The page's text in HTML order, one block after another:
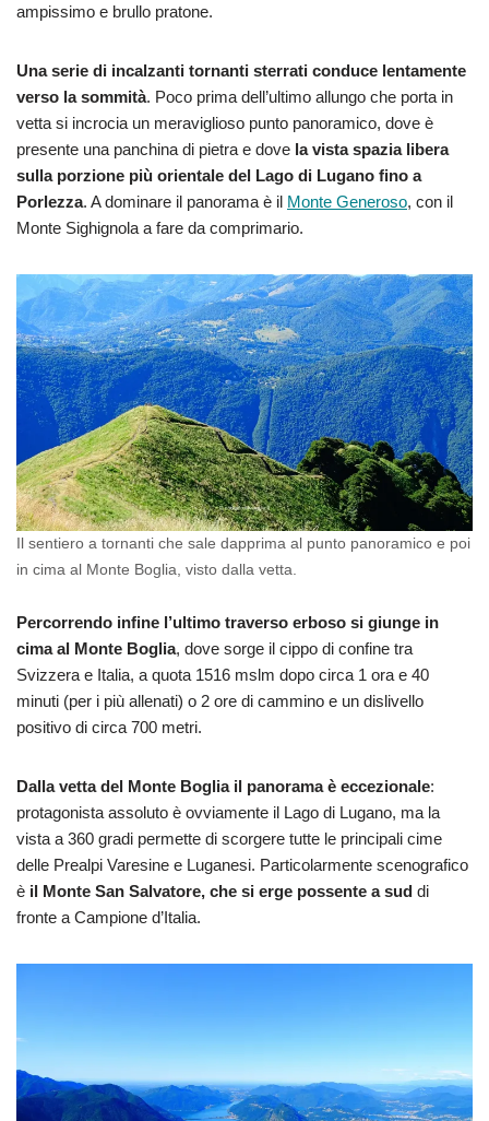
ampissimo e brullo pratone.
Una serie di incalzanti tornanti sterrati conduce lentamente
verso la sommità. Poco prima dell’ultimo allungo che porta in
vetta si incrocia un meraviglioso punto panoramico, dove è
presente una panchina di pietra e dove la vista spazia libera
sulla porzione più orientale del Lago di Lugano fino a
Porlezza. A dominare il panorama è il Monte Generoso, con il
Monte Sighignola a fare da comprimario.
Il sentiero a tornanti che sale dapprima al punto panoramico e poi
in cima al Monte Boglia, visto dalla vetta.
Percorrendo infine l’ultimo traverso erboso si giunge in
cima al Monte Boglia, dove sorge il cippo di confine tra
Svizzera e Italia, a quota 1516 mslm dopo circa 1 ora e 40
minuti (per i più allenati) o 2 ore di cammino e un dislivello
positivo di circa 700 metri.
Dalla vetta del Monte Boglia il panorama è eccezionale:
protagonista assoluto è ovviamente il Lago di Lugano, ma la
vista a 360 gradi permette di scorgere tutte le principali cime
delle Prealpi Varesine e Luganesi. Particolarmente scenografico
è il Monte San Salvatore, che si erge possente a sud di
fronte a Campione d’Italia.